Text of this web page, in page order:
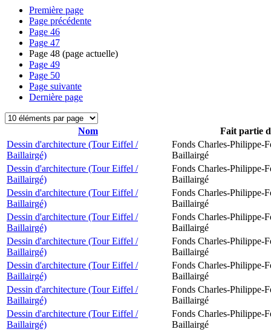
Première page
Page précédente
Page 46
Page 47
Page 48 (page actuelle)
Page 49
Page 50
Page suivante
Dernière page
Nom
Fait partie
Dessin d'architecture (Tour Eiffel /
Baillairgé)
Fonds Charles-Philippe-
Baillairgé
Dessin d'architecture (Tour Eiffel /
Baillairgé)
Fonds Charles-Philippe-
Baillairgé
Dessin d'architecture (Tour Eiffel /
Baillairgé)
Fonds Charles-Philippe-
Baillairgé
Dessin d'architecture (Tour Eiffel /
Baillairgé)
Fonds Charles-Philippe-
Baillairgé
Dessin d'architecture (Tour Eiffel /
Baillairgé)
Fonds Charles-Philippe-
Baillairgé
Dessin d'architecture (Tour Eiffel /
Baillairgé)
Fonds Charles-Philippe-
Baillairgé
Dessin d'architecture (Tour Eiffel /
Baillairgé)
Fonds Charles-Philippe-
Baillairgé
Dessin d'architecture (Tour Eiffel /
Baillairgé)
Fonds Charles-Philippe-
Baillairgé